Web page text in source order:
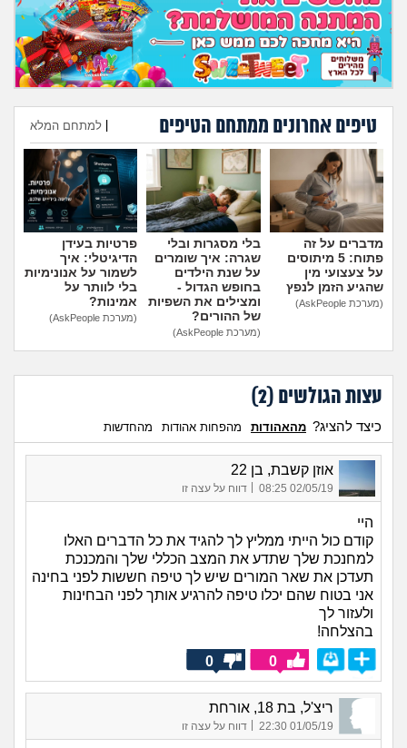
בין הסדינים
חיות מחמד
יוקר המחיה
גאווה
טיפים אחרונים ממתחם הטיפים למתחם המלא
הוספת טיפ
מדברים על זה
פתוח: 5 מיתוסים
על צעצועי מין
שהגיע הזמן לנפץ
(מערכת AskPeople)
בלי מסגרות ובלי
שגרה: איך שומרים
על שנת הילדים
בחופש הגדול -
ומצילים את השפיות
של ההורים?
(מערכת AskPeople)
פרטיות בעידן
הדיגיטלי: איך
לשמור על אנונימיות
בלי לוותר על
אמינות?
(מערכת AskPeople)
עצות הגולשים (2
)
כיצד להציג? מהאהודות מהפחות אהודות מהחדשות
אוזן קשבת, בן 22
02/05/19 08:25
| דווח על עצה זו
היי
קודם כול הייתי ממליץ לך להגיד את כל הדברים האלו
למחנכת שלך שתדע את המצב הכללי שלך והמכנכת
תעדכן את שאר המורים שיש לך טיפה חששות לפני בחינה
אני בטוח שהם יכלו טיפה להרגיע אותך לפני הבחינות
ולעזור לך
בהצלחה!
0
0
ריצ'ל, בת 18, אורחת
01/05/19 22:30 דווח על עצה זו